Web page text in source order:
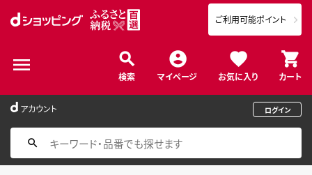
検索 マイページ お気に入り カート
ご利用可能ポイント
アカウント ログイン